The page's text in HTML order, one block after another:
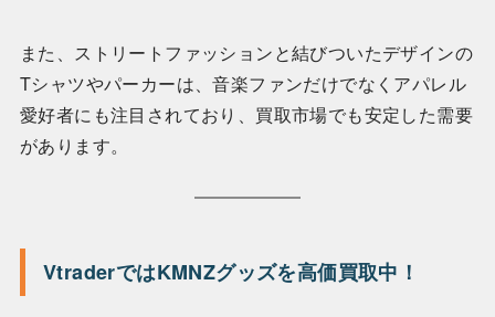
また、ストリートファッションと結びついたデザインの
Tシャツやパーカーは、音楽ファンだけでなくアパレル
愛好者にも注目されており、買取市場でも安定した需要
があります。
VtraderではKMNZグッズを高価買取中！